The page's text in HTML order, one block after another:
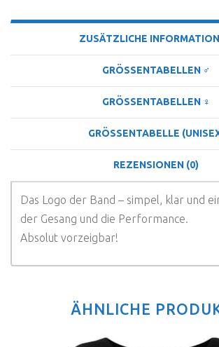
ZUSÄTZLICHE
GRÖSSENTABELLEN ♂
GRÖSSENTABELLEN ♀
GRÖSSENTABELLE
REZENSIONEN (0)
Das Logo der Band – simpel, klar und
der Gesang und die Performance.
Absolut vorzeigbar!
ÄHNLICHE